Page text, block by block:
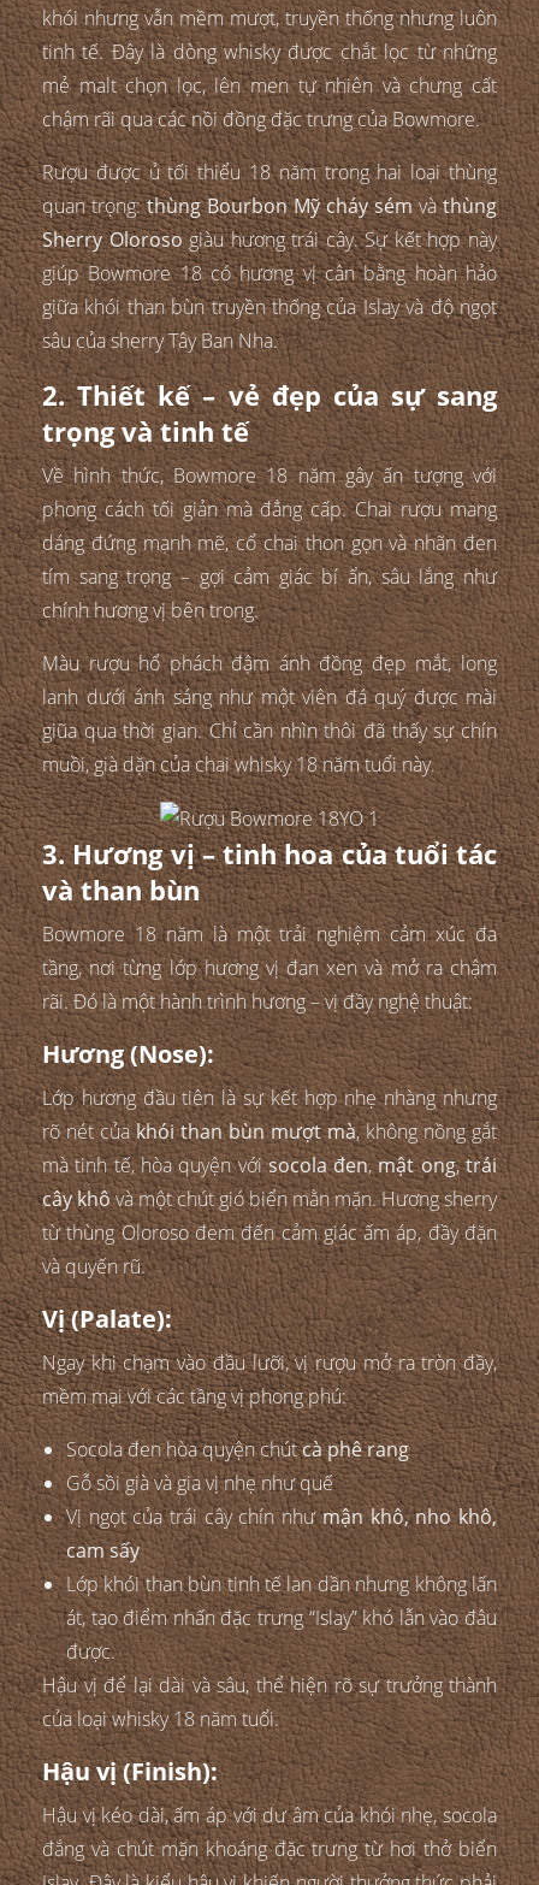
khói nhưng vẫn mềm mượt, truyền thống nhưng luôn
tinh tế. Đây là dòng whisky được chắt lọc từ những
mẻ malt chọn lọc, lên men tự nhiên và chưng cất
chậm rãi qua các nồi đồng đặc trưng của Bowmore.
Rượu được ủ tối thiểu 18 năm trong hai loại thùng
quan trọng:thùng Bourbon Mỹ cháy sémvàthùng
Sherry Olorosogiàu hương trái cây. Sự kết hợp này
giúp Bowmore 18 có hương vị cân bằng hoàn hảo
giữa khói than bùn truyền thống của Islay và độ ngọt
sâu của sherry Tây Ban Nha.
2. Thiết kế – vẻ đẹp của sự sang
trọng và tinh tế
Về hình thức, Bowmore 18 năm gây ấn tượng với
phong cách tối giản mà đẳng cấp. Chai rượu mang
dáng đứng mạnh mẽ, cổ chai thon gọn và nhãn đen
tím sang trọng – gợi cảm giác bí ẩn, sâu lắng như
chính hương vị bên trong.
Màu rượu hổ phách đậm ánh đồng đẹp mắt, long
lanh dưới ánh sáng như một viên đá quý được mài
giũa qua thời gian. Chỉ cần nhìn thôi đã thấy sự chín
muồi, già dặn của chai whisky 18 năm tuổi này.
3. Hương vị – tinh hoa của tuổi tác
và than bùn
Bowmore 18 năm là một trải nghiệm cảm xúc đa
tầng, nơi từng lớp hương vị đan xen và mở ra chậm
rãi. Đó là một hành trình hương – vị đầy nghệ thuật:
Hương (Nose):
Lớp hương đầu tiên là sự kết hợp nhẹ nhàng nhưng
rõ nét củakhói than bùn mượt mà, không nồng gắt
mà tinh tế, hòa quyện vớisocola đen,mật ong,trái
cây khôvà một chút gió biển mằn mặn. Hương sherry
từ thùng Oloroso đem đến cảm giác ấm áp, đầy đặn
và quyến rũ.
Vị (Palate):
Ngay khi chạm vào đầu lưỡi, vị rượu mở ra tròn đầy,
mềm mại với các tầng vị phong phú:
Socola đen hòa quyện chútcà phê rang
Gỗ sồi già và gia vị nhẹ như quế
Vị ngọt của trái cây chín nhưmận khô, nho khô,
cam sấy
Lớp khói than bùn tinh tế lan dần nhưng không lấn
át, tạo điểm nhấn đặc trưng “Islay” khó lẫn vào đâu
được.
Hậu vị để lại dài và sâu, thể hiện rõ sự trưởng thành
của loại whisky 18 năm tuổi.
Hậu vị (Finish):
Hậu vị kéo dài, ấm áp với dư âm của khói nhẹ, socola
đắng và chút mặn khoáng đặc trưng từ hơi thở biển